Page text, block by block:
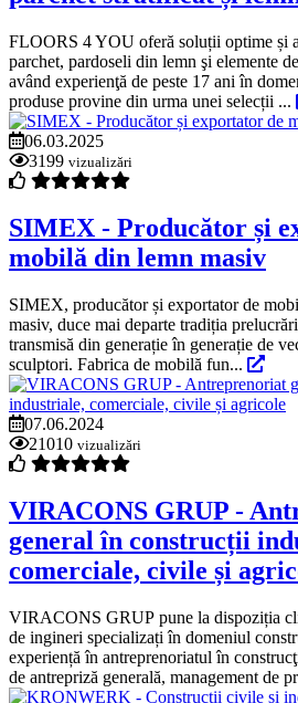
FLOORS 4 YOU oferă soluții optime și
parchet, pardoseli din lemn şi elemente
având experienţă de peste 17 ani în
produse provine din urma unei selecții ...
06.03.2025
3199 vizualizări
SIMEX - Producător și
mobilă din lemn masiv
SIMEX, producător și exportator de
masiv, duce mai departe tradiția
transmisă din generație în generație de
sculptori. Fabrica de mobilă fun...
07.06.2024
21010 vizualizări
VIRACONS GRUP -
general în construcții
comerciale, civile și
VIRACONS GRUP pune la dispoziția
de ingineri specializați în domeniul
experiență în antreprenoriatul în
de antrepriză generală, management de